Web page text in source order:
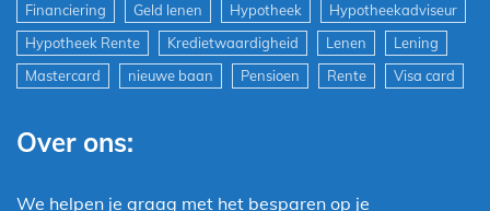
Financiering
Geld lenen Hypotheek
Hypotheekadviseur
Hypotheek Rente
Kredietwaardigheid Lenen
Lening
Mastercard
nieuwe baan Pensioen Rente Visa card
Over ons:
We helpen je graag met het besparen op je